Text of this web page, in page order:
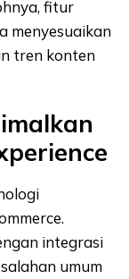
fitur
menyesuaikan
tren konten
integrasi
umum